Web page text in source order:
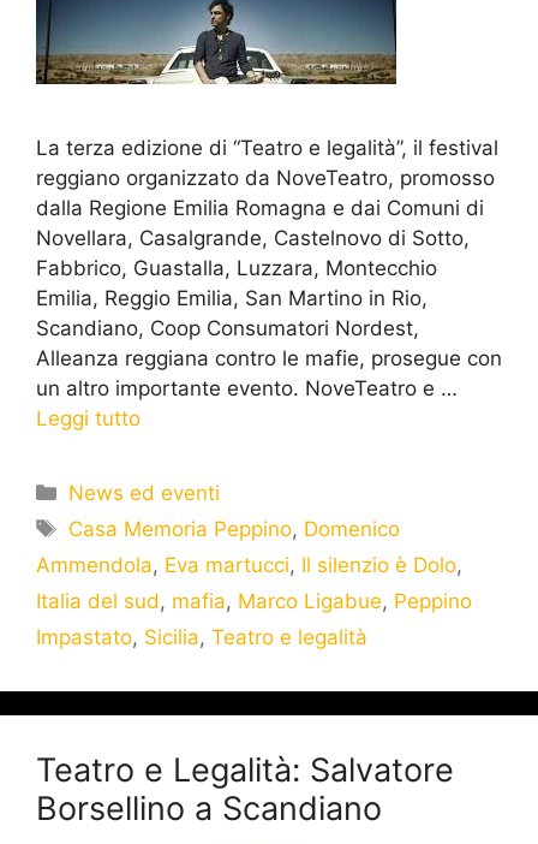
La terza edizione di “Teatro e legalità”, il festival
reggiano organizzato da NoveTeatro, promosso
dalla Regione Emilia Romagna e dai Comuni di
Novellara, Casalgrande, Castelnovo di Sotto,
Fabbrico, Guastalla, Luzzara, Montecchio
Emilia, Reggio Emilia, San Martino in Rio,
Scandiano, Coop Consumatori Nordest,
Alleanza reggiana contro le mafie, prosegue con
un altro importante evento. NoveTeatro e …
Leggi tutto
News ed eventi
Casa Memoria Peppino, Domenico
Ammendola, Eva martucci, Il silenzio è Dolo,
Italia del sud, mafia, Marco Ligabue, Peppino
Impastato, Sicilia, Teatro e legalità
Teat​ro e Legalità: Salvatore
Borsellino a Scandiano